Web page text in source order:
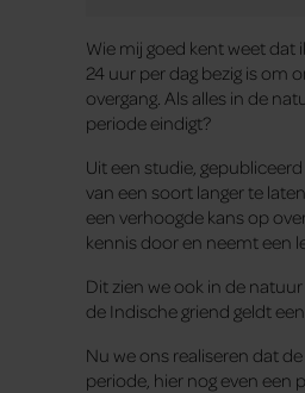
Wie mij goed kent weet
24 uur per dag bezig is om
overgang. Als alles in de
periode eindigt?
Uit een studie,
van een soort langer te
een verhoogde kans op
kennis door en neemt een
Dit zien we ook in de
de Indische griend geldt
Nu we ons realiseren dat
periode, hier nog even een